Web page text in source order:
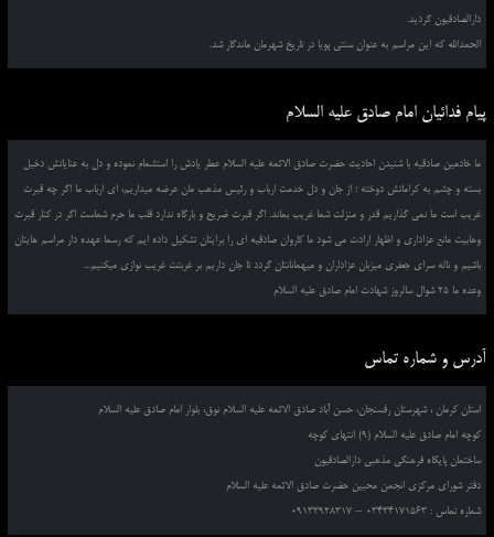
دارالصادقیون گردید.
الحمدالله که این مراسم به عنوان سنتی پویا در تاریخ شهرمان ماندگار شد.
پیام فدائیان امام صادق علیه السلام
ما خادمین صادقیه با شنیدن احادیث حضرت صادق الائمه علیه السلام عطر یادش را استشمام نموده و دل به عنایاتش دخیل
بسته و چشم به کراماتش دوخته ؛ از جان و دل خدمت ارباب و رئیس مذهب مان عرضه میداریم، ای ارباب ما اگر چه قبرت
غریب است ما نمی گذاریم قدر و منزلت شما غریب بماند. اگر قبرت ضریح و بارگاه ندارد قلب ما حرم شماست اگر در کنار قبرت
وهابیت مانع عزاداری و اظهار ارادت می شود ما کاروان صادقیه ای را برایتان تشکیل داده ایم که رسما عهده دار مراسم هایتان
باشیم و ناله سرای جعفری میزبان عزاداران و میهمانانتان گردد تا جان داریم بر غربتت غریب نوازی میکنیم...
وعده ما 25 شوال سالروز شهادت امام صادق علیه السلام
آدرس و شماره تماس
استان کرمان ، شهرستان رفسنجان، حسن آباد صادق الائمه علیه السلام نوق، بلوار امام صادق علیه السلام
کوچه امام صادق علیه السلام (9) انتهای کوچه
ساختمان پایگاه فرهنگی مذهبی دارالصادقیون
دفتر شورای مرکزی انجمن محبین حضرت صادق الائمه علیه السلام
شماره تماس : 03434171563 – 09133928317